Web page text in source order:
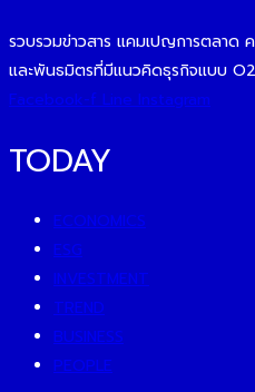
รวบรวมข่าวสาร แคมเปญการตลาด
และพันธมิตรที่มีแนวคิดธุรกิจแบบ
Facebook-f Line Instagram
TODAY
ECONOMICS
ESG
INVESTMENT
TREND
BUSINESS
PEOPLE